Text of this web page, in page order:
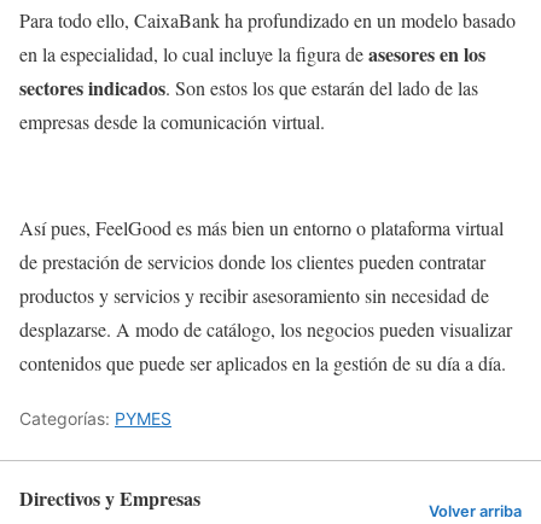
Para todo ello, CaixaBank ha profundizado en un modelo basado
en la especialidad, lo cual incluye la figura deasesores en los
sectores indicados. Son estos los que estarán del lado de las
empresas desde la comunicación virtual.
Así pues, FeelGood es más bien un entorno o plataforma virtual
de prestación de servicios donde los clientes pueden contratar
productos y servicios y recibir asesoramiento sin necesidad de
desplazarse. A modo de catálogo, los negocios pueden visualizar
contenidos que puede ser aplicados en la gestión de su día a día.
Categorías: PYMES
Directivos y Empresas Volver arriba